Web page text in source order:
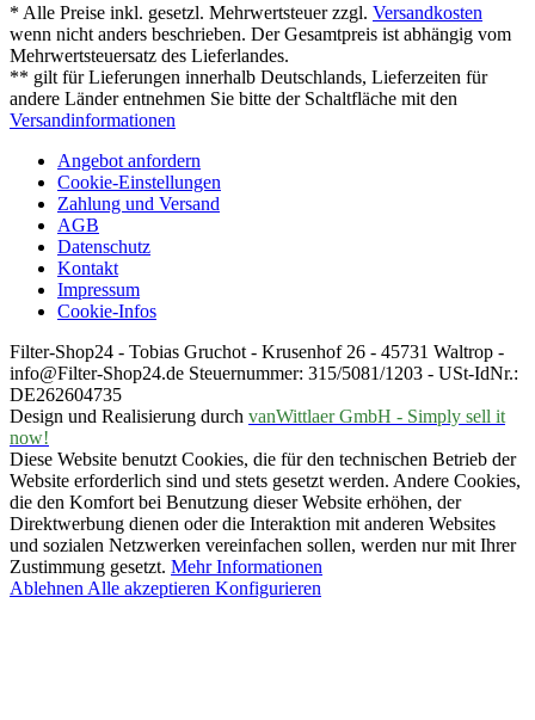
* Alle Preise inkl. gesetzl. Mehrwertsteuer zzgl. Versandkosten
wenn nicht anders beschrieben. Der Gesamtpreis ist abhängig vom
Mehrwertsteuersatz des Lieferlandes.
** gilt für Lieferungen innerhalb Deutschlands, Lieferzeiten für
andere Länder entnehmen Sie bitte der Schaltfläche mit den
Versandinformationen
Angebot anfordern
Cookie-Einstellungen
Zahlung und Versand
AGB
Datenschutz
Kontakt
Impressum
Cookie-Infos
Filter-Shop24 - Tobias Gruchot - Krusenhof 26 - 45731 Waltrop -
info@Filter-Shop24.de Steuernummer: 315/5081/1203 - USt-IdNr.:
DE262604735
Design und Realisierung durch vanWittlaer GmbH - Simply sell it
now!
Diese Website benutzt Cookies, die für den technischen Betrieb der
Website erforderlich sind und stets gesetzt werden. Andere Cookies,
die den Komfort bei Benutzung dieser Website erhöhen, der
Direktwerbung dienen oder die Interaktion mit anderen Websites
und sozialen Netzwerken vereinfachen sollen, werden nur mit Ihrer
Zustimmung gesetzt. Mehr Informationen
Ablehnen Alle akzeptieren Konfigurieren